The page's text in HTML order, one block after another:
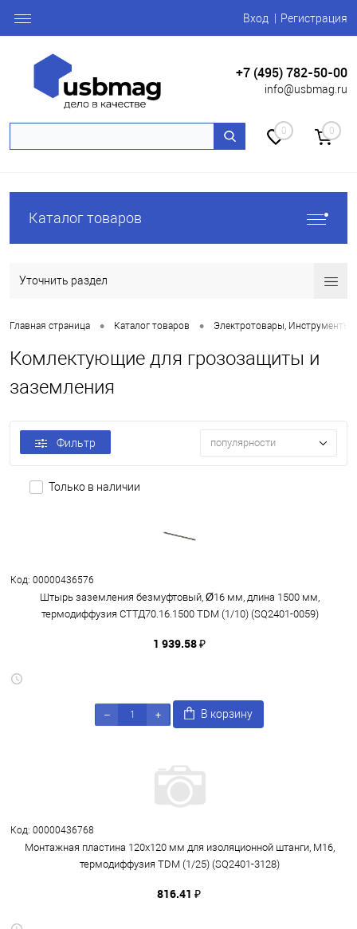
Вход Регистрация
+7 (495) 782-50-00
info@usbmag.ru
0 0
Каталог товаров
Уточнить раздел
Главная страница • Каталог товаров • Электротовары, Инструменты
Комлектующие для грозозащиты и
заземления
Фильтр популярности
Только в наличии
Код: 00000436576
Штырь заземления безмуфтовый, Ø16 мм, длина 1500 мм,
термодиффузия СТТД70.16.1500 TDM (1/10) (SQ2401-0059)
1 939.58 ₽
В корзину
Код: 00000436768
Монтажная пластина 120х120 мм для изоляционной штанги, М16,
термодиффузия TDM (1/25) (SQ2401-3128)
816.41 ₽